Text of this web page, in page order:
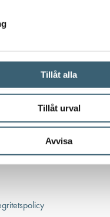
Tillåt alla
Tillåt urval
Avvisa